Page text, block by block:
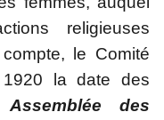
religieuses
le Comité
la date des
Assemblée des